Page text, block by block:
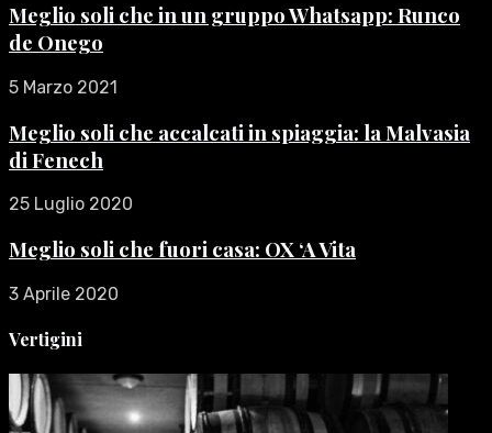
Meglio soli che in un gruppo Whatsapp: Runco
de Onego
5 Marzo 2021
Meglio soli che accalcati in spiaggia: la Malvasia
di Fenech
25 Luglio 2020
Meglio soli che fuori casa: OX ‘A Vita
3 Aprile 2020
Vertigini